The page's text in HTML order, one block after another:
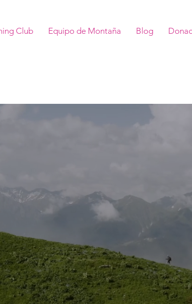
Club Equipo de Montaña Blog